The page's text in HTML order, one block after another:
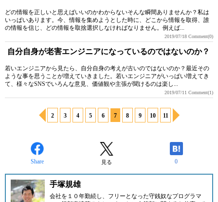
どの情報を正しいと思えばいいのかわからないそんな瞬間ありませんか？私は
いっぱいあります。今、情報を集めようとした時に、どこから情報を取得、誰
の情報を信じ、どの情報を取捨選択しなければなりません。例えば...
2019/07/18 Comment(0)
自分自身が老害エンジニアになっているのではないのか？
若いエンジニアから見たら、自分自身の考えが古いのではないのか？最近その
ような事を思うことが増えていきました。若いエンジニアがいっぱい増えてき
て、様々なSNSでいろんな意見、価値観や主張が聞けるのは楽し...
2019/07/11 Comment(1)
2 3 4 5 6 7 8 9 10 11
Share 見る 0
手塚規雄
会社を１０年勤続し、フリーとなった守銭奴なプログラマ